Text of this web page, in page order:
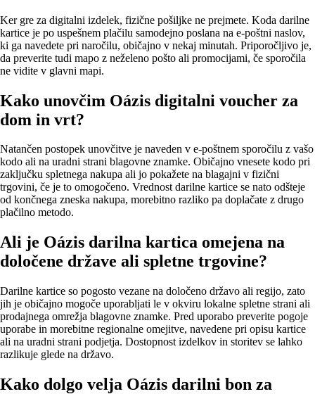
Ker gre za digitalni izdelek, fizične pošiljke ne prejmete. Koda darilne
kartice je po uspešnem plačilu samodejno poslana na e‑poštni naslov,
ki ga navedete pri naročilu, običajno v nekaj minutah. Priporočljivo je,
da preverite tudi mapo z neželeno pošto ali promocijami, če sporočila
ne vidite v glavni mapi.
Kako unovčim Oázis digitalni voucher za
dom in vrt?
Natančen postopek unovčitve je naveden v e‑poštnem sporočilu z vašo
kodo ali na uradni strani blagovne znamke. Običajno vnesete kodo pri
zaključku spletnega nakupa ali jo pokažete na blagajni v fizični
trgovini, če je to omogočeno. Vrednost darilne kartice se nato odšteje
od končnega zneska nakupa, morebitno razliko pa doplačate z drugo
plačilno metodo.
Ali je Oázis darilna kartica omejena na
določene države ali spletne trgovine?
Darilne kartice so pogosto vezane na določeno državo ali regijo, zato
jih je običajno mogoče uporabljati le v okviru lokalne spletne strani ali
prodajnega omrežja blagovne znamke. Pred uporabo preverite pogoje
uporabe in morebitne regionalne omejitve, navedene pri opisu kartice
ali na uradni strani podjetja. Dostopnost izdelkov in storitev se lahko
razlikuje glede na državo.
Kako dolgo velja Oázis darilni bon za